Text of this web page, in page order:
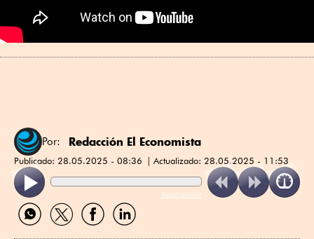
Por: Redacción El Economista
Publicado: 28.05.2025 - 08:36 Actualizado: 28.05.2025 - 11:53
ReadSpeaker
Compartir
por
Compartir
por
Compartir
por
Compartir
por